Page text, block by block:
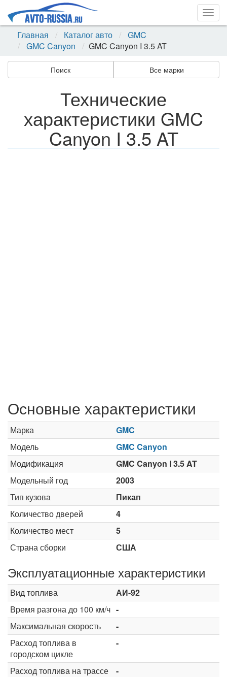
Главная
Каталог авто
GMC
GMC Canyon
GMC Canyon I 3.5 AT
Поиск Все марки
Технические
характеристики GMC
Canyon I 3.5 AT
Основные характеристики
Марка
GMC
Модель
GMC Canyon
Модификация
GMC Canyon I 3.5 AT
Модельный год
2003
Тип кузова
Пикап
Количество дверей
4
Количество мест
5
Страна сборки
США
Эксплуатационные характеристики
Вид топлива
АИ-92
Время разгона до 100 км/ч -
Максимальная скорость
-
Расход топлива в
городском цикле
-
Расход топлива на трассе
-